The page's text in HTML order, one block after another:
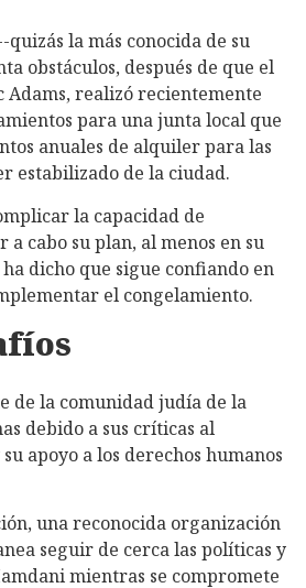
quizás la más conocida de su
obstáculos, después de que el
Adams, realizó recientemente
para una junta local que
anuales de alquiler para las
estabilizado de la ciudad.
la capacidad de
cabo su plan, al menos en su
dicho que sigue confiando en
el congelamiento.
de la comunidad judía de la
debido a sus críticas al
apoyo a los derechos humanos
una reconocida organización
seguir de cerca las políticas y
mientras se compromete